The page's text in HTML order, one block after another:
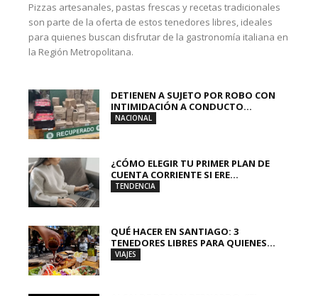
Pizzas artesanales, pastas frescas y recetas tradicionales
son parte de la oferta de estos tenedores libres, ideales
para quienes buscan disfrutar de la gastronomía italiana en
la Región Metropolitana.
DETIENEN A SUJETO POR ROBO CON
INTIMIDACIÓN A CONDUCTO...
NACIONAL
¿CÓMO ELEGIR TU PRIMER PLAN DE
CUENTA CORRIENTE SI ERE...
TENDENCIA
QUÉ HACER EN SANTIAGO: 3
TENEDORES LIBRES PARA QUIENES...
VIAJES